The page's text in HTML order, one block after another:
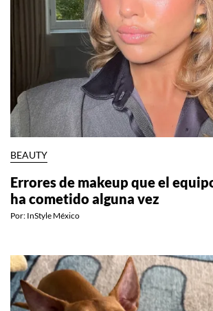
BEAUTY
Errores de makeup que el
ha cometido alguna vez
Por: InStyle México